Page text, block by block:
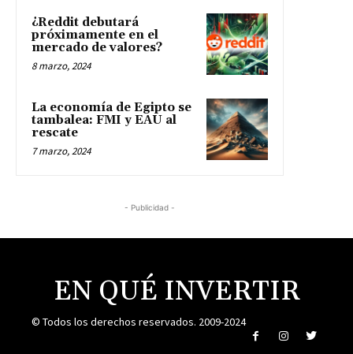
¿Reddit debutará
próximamente en el
mercado de valores?
8 marzo, 2024
La economía de Egipto se
tambalea: FMI y EAU al
rescate
7 marzo, 2024
- Publicidad -
EN QUÉ INVERTIR
© Todos los derechos reservados. 2009-2024